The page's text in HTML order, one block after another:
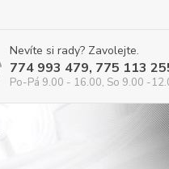
Nevíte si rady? Zavolejte.
774 993 479, 775 113
Po-Pá 9.00 - 16.00, So 9.00 -